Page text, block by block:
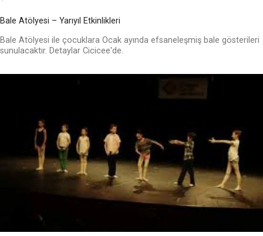
Bale Atölyesi – Yarıyıl Etkinlikleri
Bale Atölyesi ile çocuklara Ocak ayında efsaneleşmiş bale gösterileri
sunulacaktır. Detaylar Cicicee'de.